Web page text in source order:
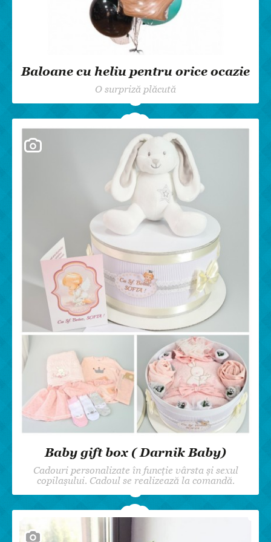
Baloane cu heliu pentru orice ocazie
O surpriză plăcută
Baby gift box ( Darnik Baby)
Cadouri personalizate în funcție vârsta și sexul
copilașului. Cadoul se realizează la comandă.